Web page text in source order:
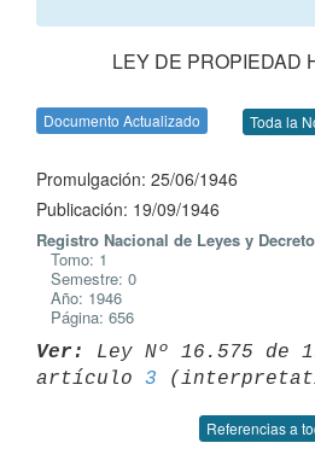
LEY DE PROPIEDAD
Documento Actualizado Toda la
Promulgación: 25/06/1946
Publicación: 19/09/1946
Registro Nacional de Leyes y
Tomo: 1
Semestre: 0
Año: 1946
Página: 656
Ver:
Ley Nº 16.575 de
artículo 3
Referencias a